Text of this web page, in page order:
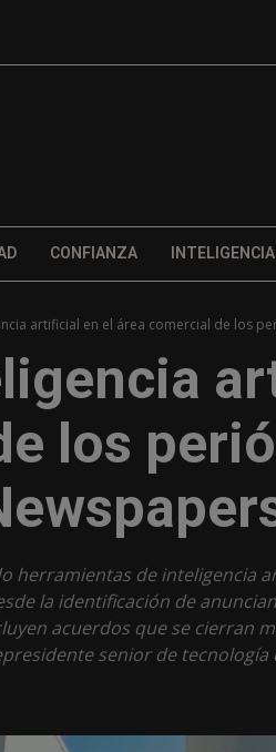
CONFIANZA
artificial en el área comercial de los
los
herramientas de inteligencia
la identificación de
acuerdos que se cierran
senior de tecnología